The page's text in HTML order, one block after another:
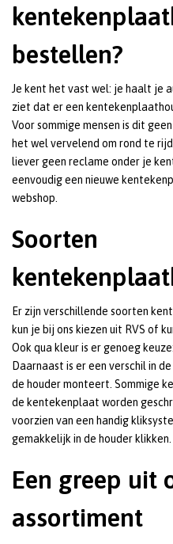
bestellen?
Je kent het vast wel: je haalt je
ziet dat er een
Voor sommige mensen is dit
het wel vervelend om rond te
liever geen reclame onder je
eenvoudig een nieuwe
webshop.
Soorten
Er zijn verschillende soorten
kun je bij ons kiezen uit RVS of
Ook qua kleur is er genoeg
Daarnaast is er een verschil in
de houder monteert. Sommige
de kentekenplaat worden
voorzien van een handig
gemakkelijk in de houder klikken.
Een greep uit
assortiment